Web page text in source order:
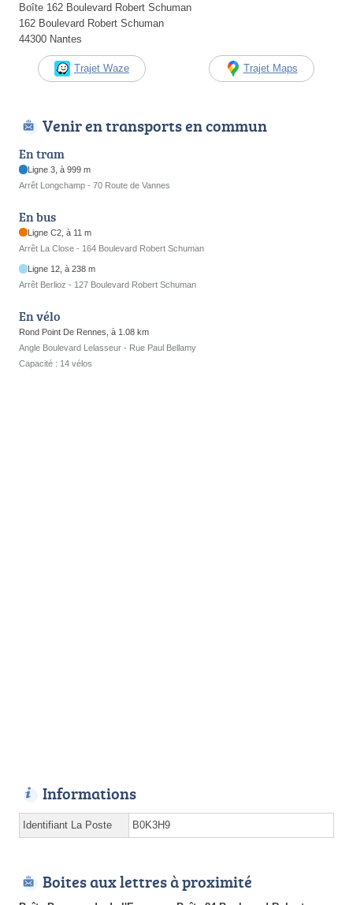
Boîte 162 Boulevard Robert Schuman
162 Boulevard Robert Schuman
44300 Nantes
Trajet Waze Trajet Maps
Venir en transports en commun
En tram
Ligne 3, à 999 m
Arrêt Longchamp - 70 Route de Vannes
En bus
Ligne C2, à 11 m
Arrêt La Close - 164 Boulevard Robert Schuman
Ligne 12, à 238 m
Arrêt Berlioz - 127 Boulevard Robert Schuman
En vélo
Rond Point De Rennes, à 1.08 km
Angle Boulevard Lelasseur - Rue Paul Bellamy
Capacité : 14 vélos
Informations
Identifiant La Poste B0K3H9
Boites aux lettres à proximité